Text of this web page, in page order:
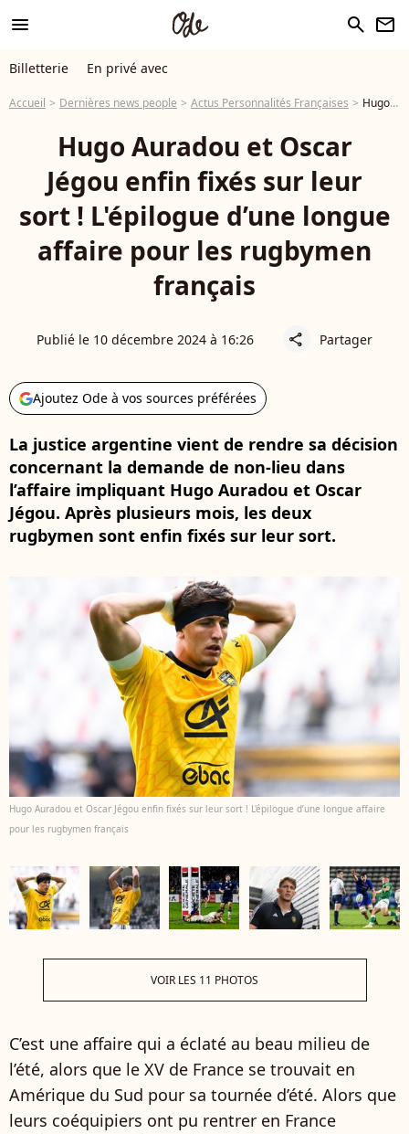
menu search newsletter
Billetterie En privé avec
Accueil Dernières news people Actus Personnalités Françaises Hugo Auradou et Oscar Jégou enfin fixés sur leur sort ! L'épilogue d’une longue affaire pour les rugbymen français
Hugo Auradou et Oscar
Jégou enfin fixés sur leur
sort ! L'épilogue d’une longue
affaire pour les rugbymen
français
Publié le 10 décembre 2024 à 16:26 share Partager
Ajoutez Ode à vos sources préférées
La justice argentine vient de rendre sa décision
concernant la demande de non-lieu dans
l’affaire impliquant Hugo Auradou et Oscar
Jégou. Après plusieurs mois, les deux
rugbymen sont enfin fixés sur leur sort.
Hugo Auradou et Oscar Jégou enfin fixés sur leur sort ! L'épilogue d’une longue affaire
pour les rugbymen français
VOIR LES 11 PHOTOS
C’est une affaire qui a éclaté au beau milieu de
l’été, alors que le XV de France se trouvait en
Amérique du Sud pour sa tournée d’été. Alors que
leurs coéquipiers ont pu rentrer en France